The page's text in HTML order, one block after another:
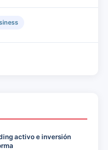
activo e inversión